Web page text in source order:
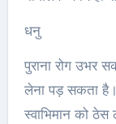
धनु
पुराना रोग उभर
लेना पड़ सकता
स्वाभिमान को